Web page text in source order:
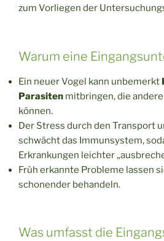
zum Vorliegen der
Warum eine
Ein neuer Vogel kann unbemerkt
Parasiten mitbringen, die
können.
Der Stress durch den Transport
schwächt das Immunsystem,
Erkrankungen leichter
Früh erkannte Probleme lassen
schonender behandeln.
Was umfasst die